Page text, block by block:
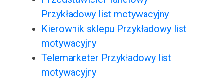
Przykładowy list motywacyjny
Kierownik sklepu Przykładowy list
motywacyjny
Telemarketer Przykładowy list
motywacyjny